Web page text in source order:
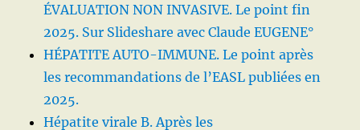
ÉVALUATION NON INVASIVE. Le point fin
2025. Sur Slideshare avec Claude EUGENE°
HÉPATITE AUTO-IMMUNE. Le point après
les recommandations de l’EASL publiées en
2025.
Hépatite virale B. Après les